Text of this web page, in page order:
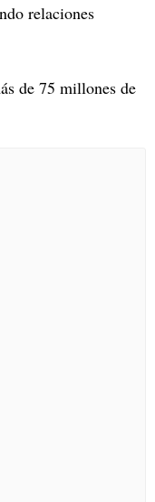
relaciones
de 75 millones de